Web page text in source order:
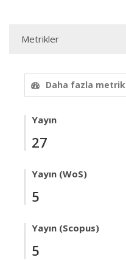
Metrikler
Daha fazla metrik
Yayın
27
Yayın (WoS)
5
Yayın (Scopus)
5